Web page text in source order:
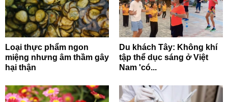
Loại thực phẩm ngon
miệng nhưng âm thầm gây
hại thận
Du khách Tây: Không khí
tập thể dục sáng ở Việt
Nam 'có...